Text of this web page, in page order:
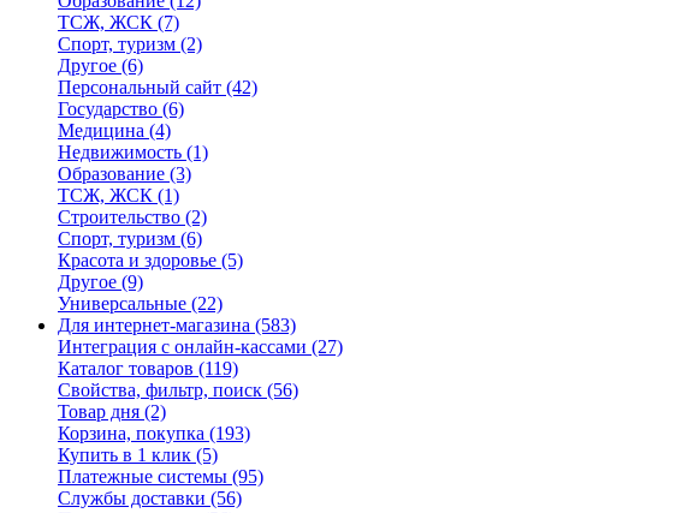
ТСЖ, ЖСК (7)
Спорт, туризм (2)
Другое (6)
Персональный сайт (42)
Государство (6)
Медицина (4)
Недвижимость (1)
Образование (3)
ТСЖ, ЖСК (1)
Строительство (2)
Спорт, туризм (6)
Красота и здоровье (5)
Другое (9)
Универсальные (22)
Для интернет-магазина (583)
Интеграция с онлайн-кассами (27)
Каталог товаров (119)
Свойства, фильтр, поиск (56)
Товар дня (2)
Корзина, покупка (193)
Купить в 1 клик (5)
Платежные системы (95)
Службы доставки (56)